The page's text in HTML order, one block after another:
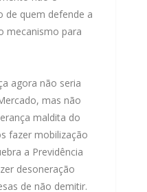
de quem defende a
mecanismo para
agora não seria
mas não
maldita do
fazer mobilização
a Previdência
desoneração
de não demitir.